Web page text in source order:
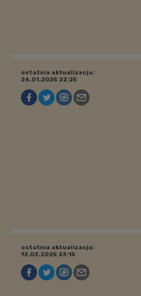
ostatnia aktualizacja:
26.01.2025 22:25
ostatnia aktualizacja:
12.03.2025 23:15